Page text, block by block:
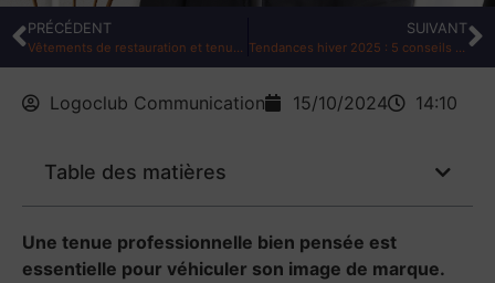
PRÉCÉDENT
Vêtements de restauration et tenue de cuisinier chez 3 Brasseurs
SUIVANT
Tendances hiver 2025 : 5 conseils mode à suivre pour s’habiller au travail
Logoclub Communication 15/10/2024 14:10
Table des matières
Une tenue professionnelle bien pensée est
essentielle pour véhiculer son image de marque.